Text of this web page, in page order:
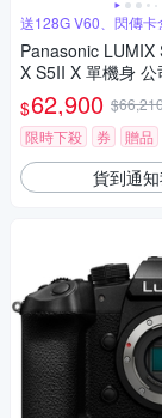
送128G V60、閃傳卡
圈
Panasonic LUMIX
X S5II X 單機身 公
M2X
$62,900
限時下殺
券 贈品
貨到通